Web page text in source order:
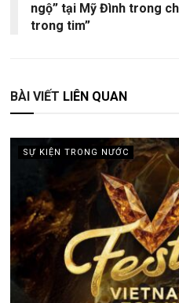
ngộ” tại Mỹ Đình trong
trong tim”
BÀI VIẾT LIÊN QUAN
SỰ KIỆN TRONG NƯỚC